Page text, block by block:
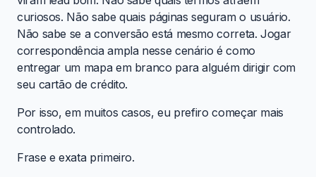
curiosos. Não sabe quais páginas seguram o usuário.
Não sabe se a conversão está mesmo correta. Jogar
correspondência ampla nesse cenário é como
entregar um mapa em branco para alguém dirigir com
seu cartão de crédito.
Por isso, em muitos casos, eu prefiro começar mais
controlado.
Frase e exata primeiro.